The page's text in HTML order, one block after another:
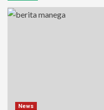
News